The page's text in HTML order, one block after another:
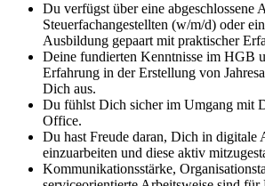
Du verfügst über eine abgeschlossene
Steuerfachangestellten (w/m/d) oder
Ausbildung gepaart mit praktischer
Deine fundierten Kenntnisse im HGB
Erfahrung in der Erstellung von
Dich aus.
Du fühlst Dich sicher im Umgang mit
Office.
Du hast Freude daran, Dich in digitale
einzuarbeiten und diese aktiv
Kommunikationsstärke,